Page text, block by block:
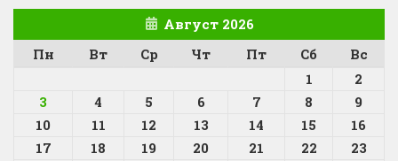
Август 2026
Пн
Вт Ср Чт Пт Сб
Вс
1
2
3
4 5 6 7 8
9
10
11 12 13 14 15
16
17
18 19 20 21 22
23